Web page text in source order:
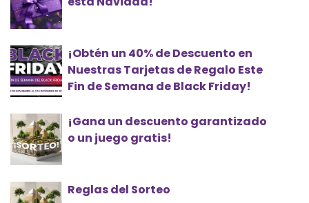
¡Obtén un 40% de Descuento en
Nuestras Tarjetas de Regalo Este
Fin de Semana de Black Friday!
¡Gana un descuento garantizado
o un juego gratis!
Reglas del Sorteo